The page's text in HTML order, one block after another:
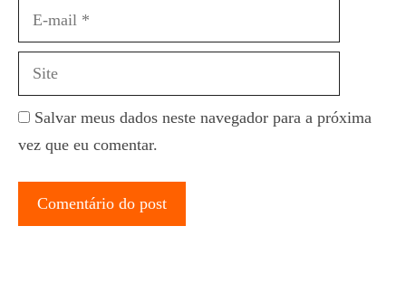
Salvar meus dados neste navegador para a próxima
vez que eu comentar.